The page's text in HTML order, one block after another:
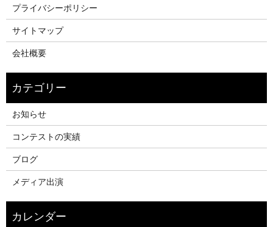
プライバシーポリシー
サイトマップ
会社概要
お知らせ
コンテストの実績
ブログ
メディア出演